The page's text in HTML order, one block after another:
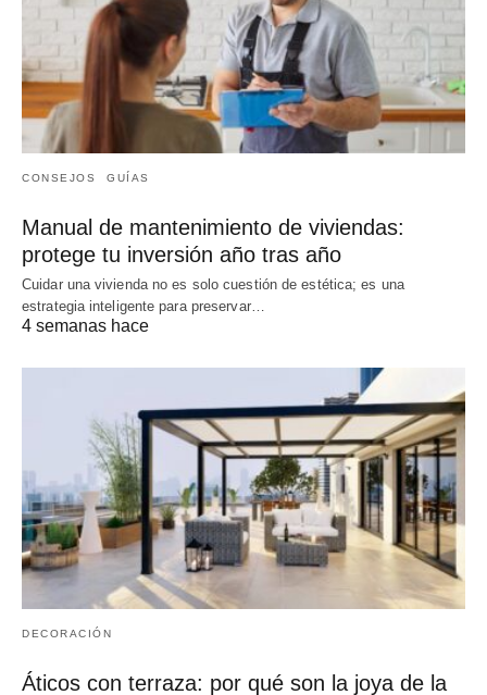
CONSEJOS GUÍAS
Manual de mantenimiento de viviendas:
protege tu inversión año tras año
Cuidar una vivienda no es solo cuestión de estética; es una
estrategia inteligente para preservar…
4 semanas hace
DECORACIÓN
Áticos con terraza: por qué son la joya de la